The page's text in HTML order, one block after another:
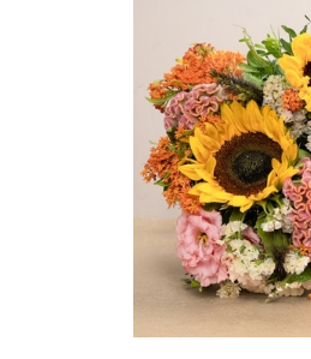
'Tropical Amazone' et
pour leur tenue en
incroyables et le
leurs boutons.
Une explosion de
roses fraîches !
Il contient :
- Un mélange
rouges, jaunes et
- Quelques feuillages
À offrir pour :
- Souhaiter un